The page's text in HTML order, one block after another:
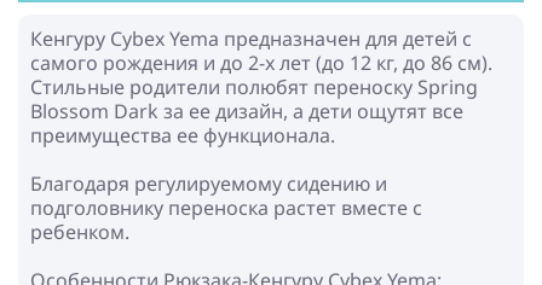
Кенгуру Cybex Yema предназначен для детей с
самого рождения и до 2-х лет (до 12 кг, до 86 см).
Стильные родители полюбят переноску Spring
Blossom Dark за ее дизайн, а дети ощутят все
преимущества ее функционала.
Благодаря регулируемому сидению и
подголовнику переноска растет вместе с
ребенком.